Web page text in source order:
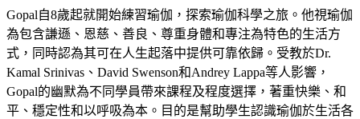
Gopal自8歲起就開始練習瑜伽，探索瑜伽科學之旅。他視瑜伽
為包含謙遜、恩慈、善良、尊重身體和專注為特色的生活方
式，同時認為其可在人生起落中提供可靠依歸。受教於Dr.
Kamal Srinivas、David Swenson和Andrey Lappa等人影響，
Gopal的幽默為不同學員帶來課程及程度選擇，著重快樂、和
平、穩定性和以呼吸為本。目的是幫助學生認識瑜伽於生活各